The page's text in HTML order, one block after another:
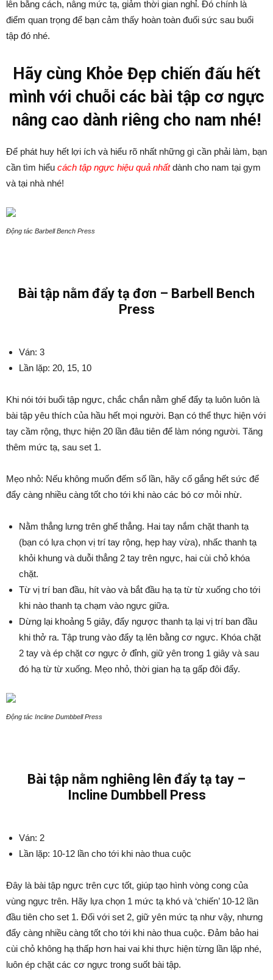
lên bằng cách, nâng mức tạ, giảm thời gian nghỉ. Đó chính là
điểm quan trọng để bạn cảm thấy hoàn toàn đuối sức sau buổi
tập đó nhé.
Hãy cùng Khỏe Đẹp chiến đấu hết
mình với chuỗi các bài tập cơ ngực
nâng cao dành riêng cho nam nhé!
Để phát huy hết lợi ích và hiểu rõ nhất những gì cần phải làm, bạn
cần tìm hiểu cách tập ngực hiệu quả nhấtdành cho nam tại gym
và tại nhà nhé!
Động tác Barbell Bench Press
Bài tập nằm đẩy tạ đơn – Barbell Bench
Press
Ván: 3
Lần lặp: 20, 15, 10
Khi nói tới buổi tập ngực, chắc chắn nằm ghế đẩy tạ luôn luôn là
bài tập yêu thích của hầu hết mọi người. Bạn có thể thực hiện với
tay cầm rộng, thực hiện 20 lần đâu tiên để làm nóng người. Tăng
thêm mức tạ, sau set 1.
Mẹo nhỏ: Nếu không muốn đếm số lần, hãy cố gắng hết sức để
đẩy càng nhiều càng tốt cho tới khi nào các bó cơ mỏi nhừ.
Nằm thẳng lưng trên ghế thẳng. Hai tay nắm chặt thanh tạ
(bạn có lựa chọn vị trí tay rộng, hẹp hay vừa), nhấc thanh tạ
khỏi khung và duỗi thẳng 2 tay trên ngực, hai cùi chỏ khóa
chặt.
Từ vị trí ban đầu, hít vào và bắt đầu hạ tạ từ từ xuống cho tới
khi nào thanh tạ chạm vào ngực giữa.
Dừng lại khoảng 5 giây, đẩy ngược thanh tạ lại vị trí ban đầu
khi thở ra. Tập trung vào đẩy tạ lên bằng cơ ngực. Khóa chặt
2 tay và ép chặt cơ ngực ở đỉnh, giữ yên trong 1 giây và sau
đó hạ từ từ xuống. Mẹo nhỏ, thời gian hạ tạ gấp đôi đẩy.
Động tác Incline Dumbbell Press
Bài tập nằm nghiêng lên đẩy tạ tay –
Incline Dumbbell Press
Ván: 2
Lần lặp: 10-12 lần cho tới khi nào thua cuộc
Đây là bài tập ngực trên cực tốt, giúp tạo hình vòng cong của
vùng ngực trên. Hãy lựa chọn 1 mức tạ khó và ‘chiến’ 10-12 lần
đầu tiên cho set 1. Đối với set 2, giữ yên mức tạ như vậy, nhưng
đẩy càng nhiều càng tốt cho tới khi nào thua cuộc. Đảm bảo hai
cùi chỏ không hạ thấp hơn hai vai khi thực hiện từng lần lặp nhé,
luôn ép chặt các cơ ngực trong suốt bài tập.